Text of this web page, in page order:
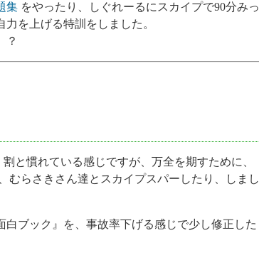
集 をやったり、しぐれーるにスカイプで90分みっ
を上げる特訓をしました。
？
と慣れている感じですが、万全を期すために、
むらさきさん達とスカイプスパーしたり、しまし
ブック』を、事故率下げる感じで少し修正した